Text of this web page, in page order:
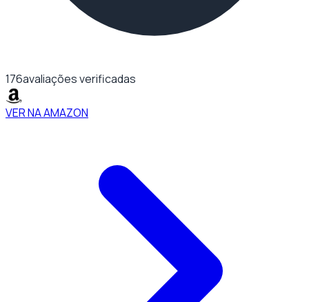
176avaliações verificadas
VER NA AMAZON